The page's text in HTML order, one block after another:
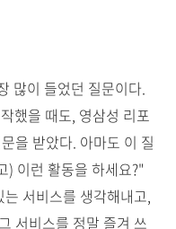
많이 들었던 질문이다.
했을 때도, 영삼성 리포
을 받았다. 아마도 이 질
) 이런 활동을 하세요?"
서비스를 생각해내고,
서비스를 정말 즐겨 쓰